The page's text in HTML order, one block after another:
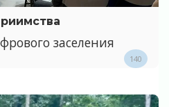
заселения
140